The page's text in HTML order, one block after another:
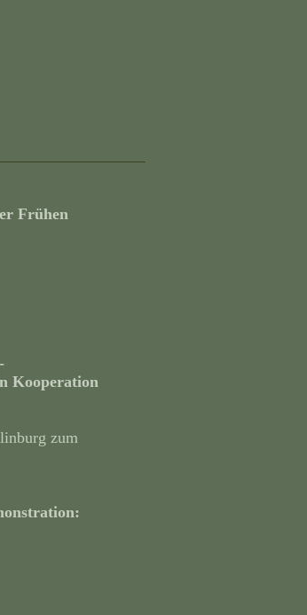
Frühen
Kooperation
zum